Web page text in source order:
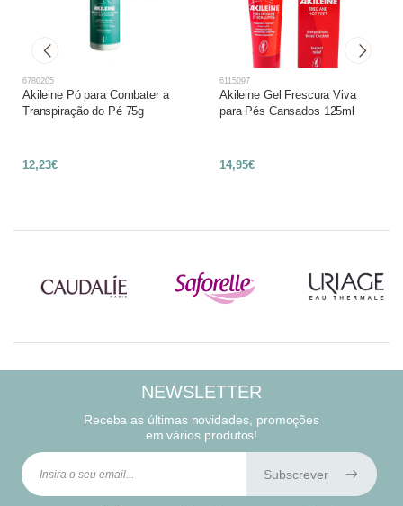
6780205
Akileine Pó para Combater a
Transpiração do Pé 75g
12,23€
6115097
Akileine Gel Frescura Viva
para Pés Cansados 125ml
14,95€
NEWSLETTER
Receba as últimas novidades, promoções
em vários produtos!
Subscrever